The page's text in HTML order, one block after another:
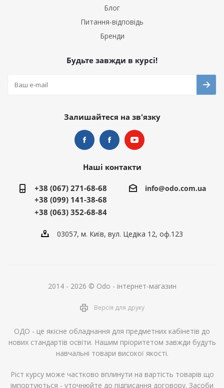
Блог
Питання-відповідь
Бренди
Будьте завжди в курсі!
Залишайтеся на зв'язку
Наші контакти
+38 (067) 271-68-68
+38 (099) 141-38-68
+38 (063) 352-68-84
info@odo.com.ua
03057, м. Київ, вул. Цедіка 12, оф.123
2014 - 2026 © Odo - інтернет-магазин
Версія для друку
ОДО - це якісне обладнання для предметних кабінетів до
нових стандартів освіти. Нашим пріоритетом завжди будуть
навчальні товари високої якості.
Ріст курсу може частково вплинути на вартість товарів що
імпортуються - уточнюйте до підписання договору. Засоби